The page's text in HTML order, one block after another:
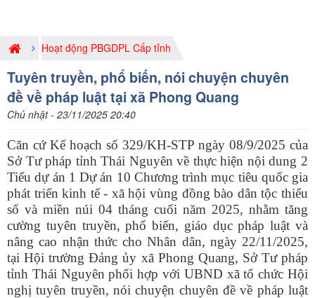
Hoạt động PBGDPL Cấp tỉnh
Tuyên truyền, phổ biến, nói chuyện chuyên
đề về pháp luật tại xã Phong Quang
Chủ nhật - 23/11/2025 20:40
Căn cứ Kế hoạch số 329/KH-STP ngày 08/9/2025 của
Sở Tư pháp tỉnh Thái Nguyên về thực hiện nội dung 2
Tiểu dự án 1 Dự án 10 Chương trình mục tiêu quốc gia
phát triển kinh tế - xã hội vùng đồng bào dân tộc thiểu
số và miền núi 04 tháng cuối năm 2025, nhằm tăng
cường tuyên truyền, phổ biến, giáo dục pháp luật và
nâng cao nhận thức cho Nhân dân, ngày 22/11/2025,
tại Hội trường Đảng ủy xã Phong Quang, Sở Tư pháp
tỉnh Thái Nguyên phối hợp với UBND xã tổ chức Hội
nghị tuyên truyền, nói chuyện chuyên đề về pháp luật